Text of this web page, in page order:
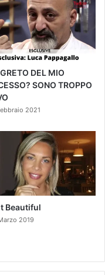
DEL MIO
SONO TROPPO
2021
Beautiful
2019